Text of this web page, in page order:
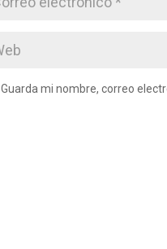
Guarda mi nombre, correo